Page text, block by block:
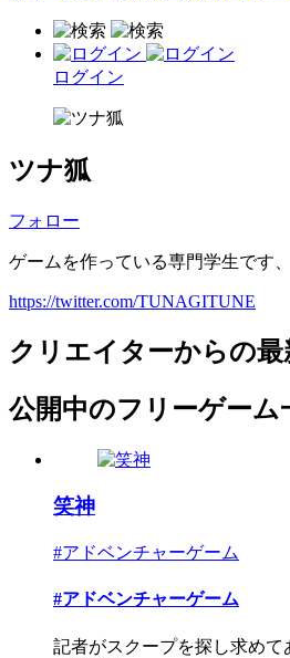
ログイン
ツナ狐
フォロー
ゲームを作っている専門学生です
https://twitter.com/TUNAGITUNE
クリエイターからの最
公開中のフリーゲーム
笑神
#アドベンチャーゲーム
#アドベンチャーゲーム
記者がスクープを探し求め